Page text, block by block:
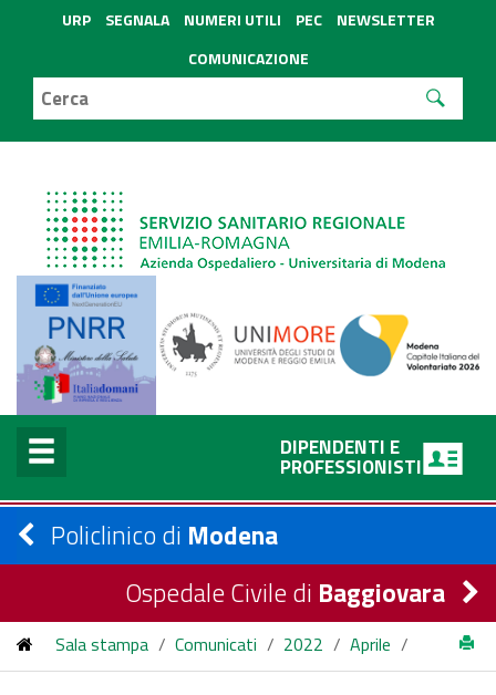
URP SEGNALA NUMERI UTILI PEC
NEWSLETTER
COMUNICAZIONE
DIPENDENTI E
PROFESSIONISTI
Policlinico di Modena
Ospedale Civile di Baggiovara
Sala stampa / Comunicati / 2022 / Aprile /